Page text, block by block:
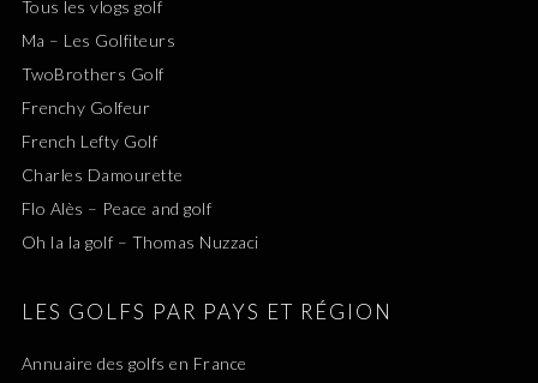
Tous les vlogs golf
Ma – Les Golfiteurs
TwoBrothers Golf
Frenchy Golfeur
French Lefty Golf
Charles Damourette
Flo Alès – Peace and golf
Oh la la golf – Thomas Nuzzaci
LES GOLFS PAR PAYS ET RÉGION
Annuaire des golfs en France